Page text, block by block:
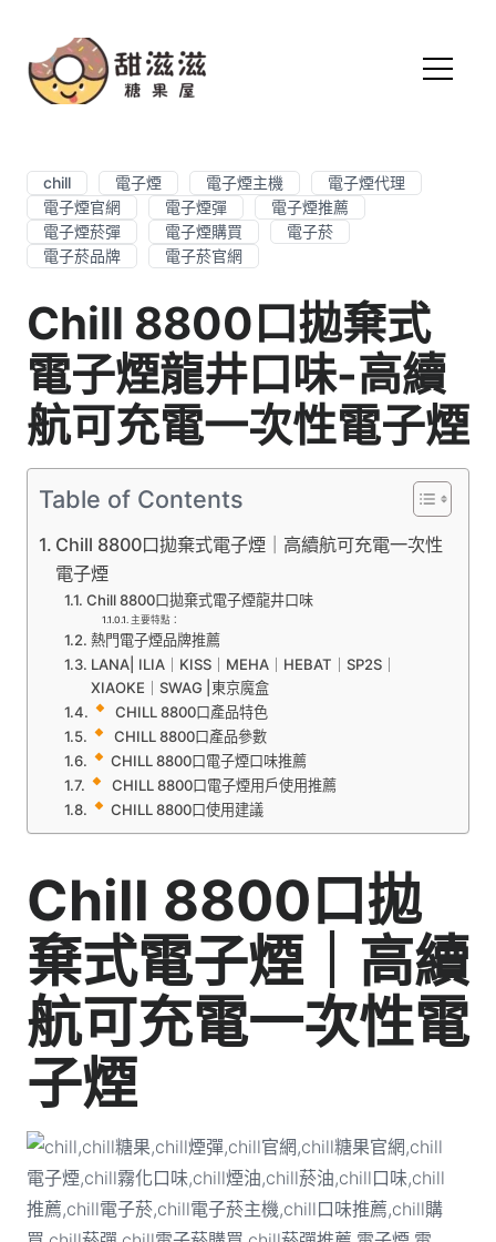
chill 電子煙 電子煙主機
電子煙代理
電子煙官網
電子煙彈
電子煙推薦
電子煙菸彈
電子煙購買
電子菸
電子菸品牌
電子菸官網
Chill 8800口拋棄式
電子煙龍井口味-高續
航可充電一次性電子煙
Table of Contents
Chill 8800口拋棄式電子煙｜高續航可充電一次性
電子煙
Chill 8800口拋棄式電子煙龍井口味
主要特點：
熱門電子煙品牌推薦
LANA| ILIA｜KISS｜MEHA｜HEBAT｜SP2S｜
XIAOKE｜SWAG |東京魔盒
CHILL 8800口產品特色
CHILL 8800口產品參數
CHILL 8800口電子煙口味推薦
CHILL 8800口電子煙用戶使用推薦
CHILL 8800口使用建議
Chill 8800口拋
棄式電子煙｜高續
航可充電一次性電
子煙